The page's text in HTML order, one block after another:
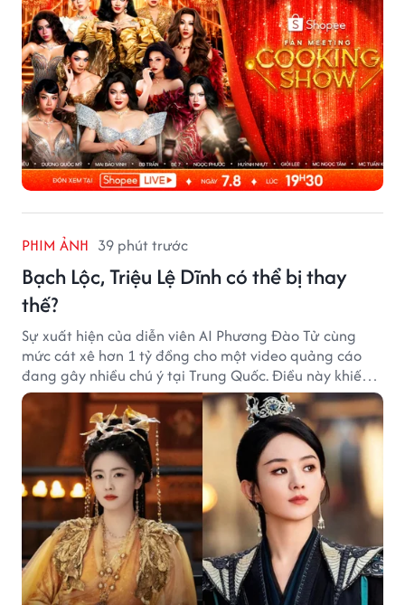
PHIM ẢNH 39 phút trước
Bạch Lộc, Triệu Lệ Dĩnh có thể bị thay
thế?
Sự xuất hiện của diễn viên AI Phương Đào Tử cùng
mức cát xê hơn 1 tỷ đồng cho một video quảng cáo
đang gây nhiều chú ý tại Trung Quốc. Điều này khiến
không ít người đặt câu hỏi liệu những ngôi sao hàng
đầu như Bạch Lộc, Triệu Lệ Dĩnh có thể bị thay thế
trong tương lai.